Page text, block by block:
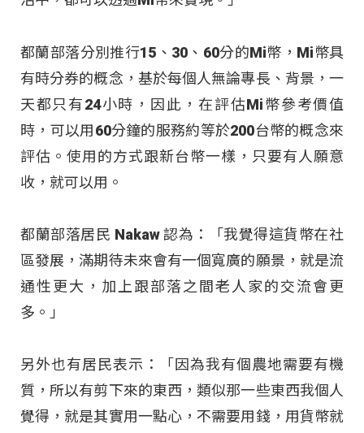
都蘭部落分別推行15、30、60分的Mi幣，Mi幣具
有時分券的概念，基於每個人無論專長、背景，一
天都只有24小時，因此，在評估Mi幣參考價值
時，可以用60分鐘的服務約等於200台幣的概念來
評估。使用的方式跟新台幣一樣，只要有人願意
收，就可以用。
都蘭部落居民 Nakaw 認為：「我覺得這貨幣在社
區發展，滿期待未來會有一個寬廣的願景，就是流
通性更大，加上跟部落之間老人家的交流會更
多。」
另外也有居民表示：「因為我有個農地需要有機
質，所以有剪下來的東西，類似那一些東西我個人
覺得，就是其實用一點心，不需要用錢，用貨幣就